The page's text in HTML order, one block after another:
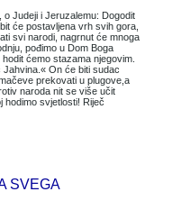
o Judeji i Jeruzalemu: Dogodit
će postavljena vrh svih gora,
svi narodi, nagrnut će mnoga
pođimo u Dom Boga
ćemo stazama njegovim.
On će biti sudac
prekovati u plugove,a
naroda nit se više učit
hodimo svjetlosti! Riječ
SVEGA